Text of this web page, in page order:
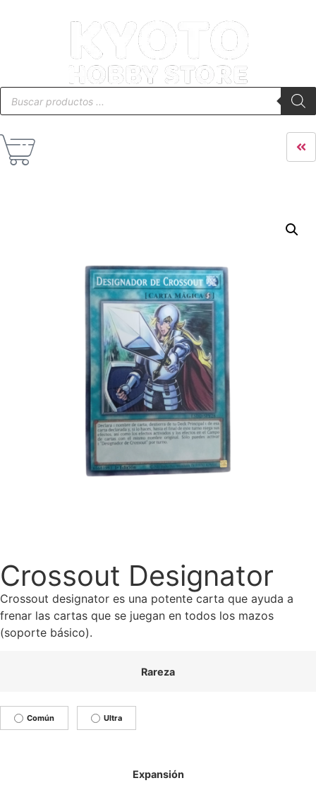
Crossout Designator
Crossout designator es una potente carta que ayuda a
frenar las cartas que se juegan en todos los mazos
(soporte básico).
Rareza
Común Ultra
Expansión